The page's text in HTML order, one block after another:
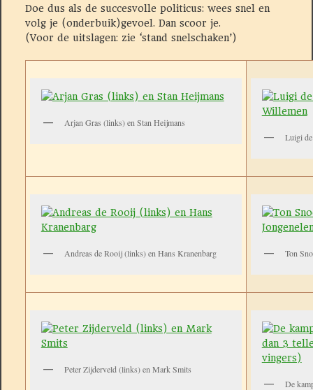
Doe dus als de succesvolle politicus: wees snel en
volg je (onderbuik)gevoel. Dan scoor je.
(Voor de uitslagen: zie ‘stand snelschaken’)
Arjan Gras (links) en Stan Heijmans
Luigi
Andreas de Rooij (links) en Hans Kranenbarg Ton
Peter Zijderveld (links) en Mark Smits
De